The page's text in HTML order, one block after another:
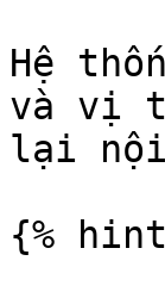
Hệ
và vị
lại nội
{%